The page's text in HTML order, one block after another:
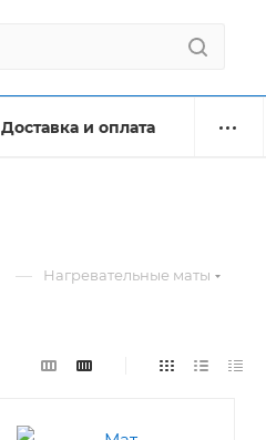
Доставка и оплата
— Нагревательные маты